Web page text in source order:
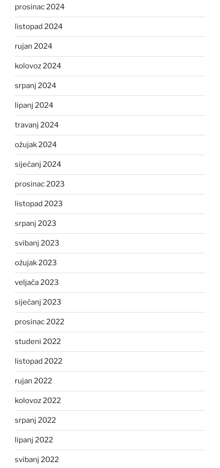
prosinac 2024
listopad 2024
rujan 2024
kolovoz 2024
srpanj 2024
lipanj 2024
travanj 2024
ožujak 2024
siječanj 2024
prosinac 2023
listopad 2023
srpanj 2023
svibanj 2023
ožujak 2023
veljača 2023
siječanj 2023
prosinac 2022
studeni 2022
listopad 2022
rujan 2022
kolovoz 2022
srpanj 2022
lipanj 2022
svibanj 2022